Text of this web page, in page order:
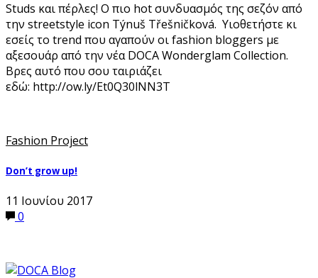
Studs και πέρλες! Ο πιο hot συνδυασμός της σεζόν από
την streetstyle icon Týnuš Třešničková. Υιοθετήστε κι
εσείς το trend που αγαπούν οι fashion bloggers με
αξεσουάρ από την νέα DOCA Wonderglam Collection.
Βρες αυτό που σου ταιριάζει
εδώ: http://ow.ly/Et0Q30lNN3T
Fashion Project
Don’t grow up!
11 Ιουνίου 2017
0